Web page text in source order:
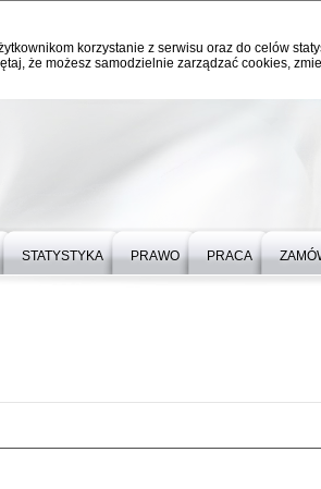
korzystanie z serwisu oraz do celów
że możesz samodzielnie zarządzać cookies,
STATYSTYKA PRAWO PRACA